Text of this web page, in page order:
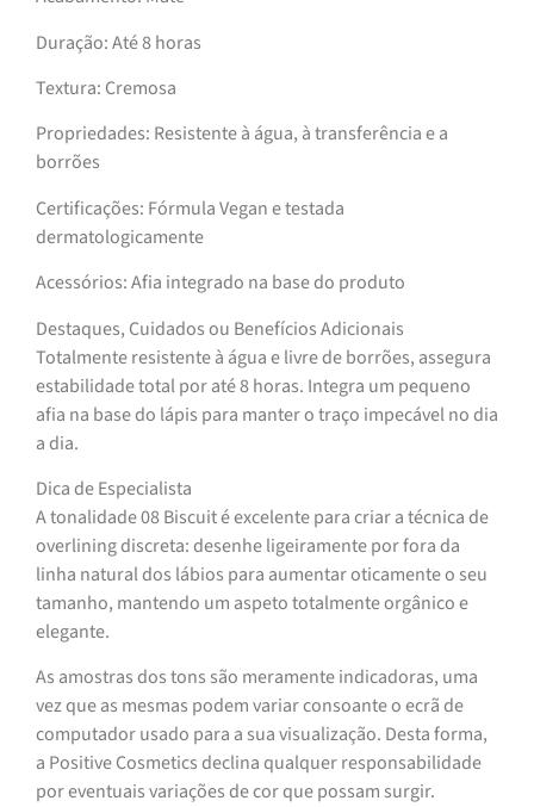
Duração: Até 8 horas
Textura: Cremosa
Propriedades: Resistente à água, à transferência e a
borrões
Certificações: Fórmula Vegan e testada
dermatologicamente
Acessórios: Afia integrado na base do produto
Destaques, Cuidados ou Benefícios Adicionais
Totalmente resistente à água e livre de borrões, assegura
estabilidade total por até 8 horas. Integra um pequeno
afia na base do lápis para manter o traço impecável no dia
a dia.
Dica de Especialista
A tonalidade 08 Biscuit é excelente para criar a técnica de
overlining discreta: desenhe ligeiramente por fora da
linha natural dos lábios para aumentar oticamente o seu
tamanho, mantendo um aspeto totalmente orgânico e
elegante.
As amostras dos tons são meramente indicadoras, uma
vez que as mesmas podem variar consoante o ecrã de
computador usado para a sua visualização. Desta forma,
a Positive Cosmetics declina qualquer responsabilidade
por eventuais variações de cor que possam surgir.